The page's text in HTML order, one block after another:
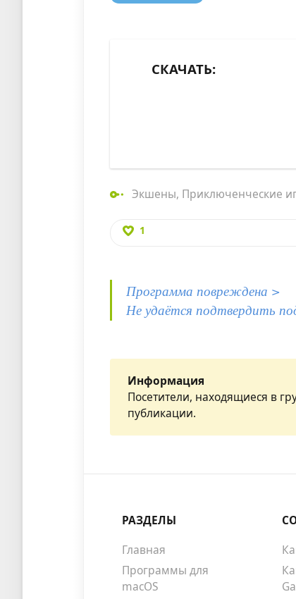
СКАЧАТЬ:
Экшены, Приключенческие
1
Программа повреждена >
Не удаётся подтвердить
Информация
Посетители, находящиеся в
публикации.
РАЗДЕЛЫ
Главная
Программы для
macOS